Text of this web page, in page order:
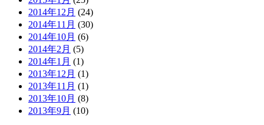
2014年12月 (24)
2014年11月 (30)
2014年10月 (6)
2014年2月 (5)
2014年1月 (1)
2013年12月 (1)
2013年11月 (1)
2013年10月 (8)
2013年9月 (10)